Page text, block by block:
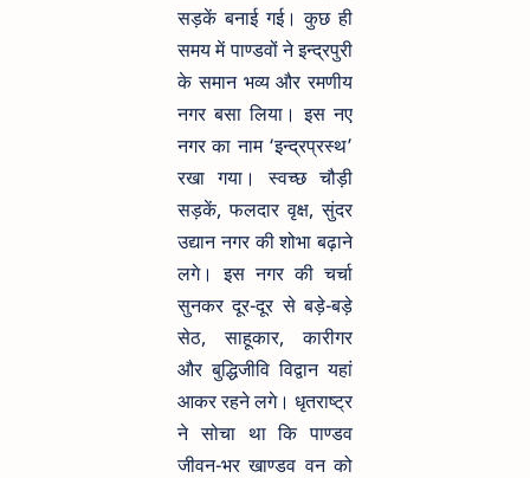
सड़कें बनाई गई। कुछ ही
समय में पाण्डवों ने इन्द्रपुरी
के समान भव्य और रमणीय
नगर बसा लिया। इस नए
नगर का नाम ‘इन्द्रप्रस्थ’
रखा गया। स्वच्छ चौड़ी
सड़कें, फलदार वृक्ष, सुंदर
उद्यान नगर की शोभा बढ़ाने
लगे। इस नगर की चर्चा
सुनकर दूर-दूर से बड़े-बड़े
सेठ, साहूकार, कारीगर
और बुद्धिजीवि विद्वान यहां
आकर रहने लगे। धृतराष्ट्र
ने सोचा था कि पाण्डव
जीवन-भर खाण्डव वन को